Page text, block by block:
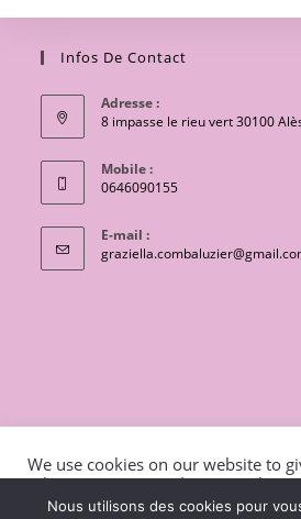
Infos De Contact
Adresse :
8 impasse le rieu vert 30100
Mobile :
0646090155
E-mail :
CONTACT
Conditions
Mentions légales et politique de
charte de protection des
We use cookies on our website to
relevant experience by
and repeat visits. By clicking
Nous utilisons des cookies pour